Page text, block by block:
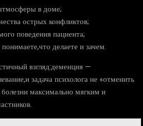
в доме;
острых конфликтов;
поведения пациента;
делаете и зачем.
взгляд:деменция —
задача психолога не «отменить
болезни максимально мягким и